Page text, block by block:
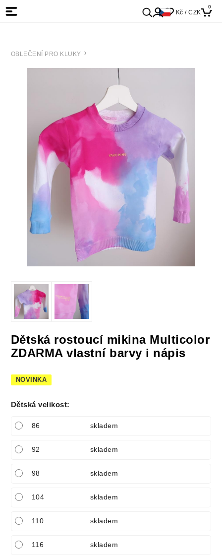
Kč / CZK
0
OBLEČENÍ PRO KLUKY
Dětská rostoucí mikina Multicolor
ZDARMA vlastní barvy i nápis
NOVINKA
Dětská velikost:
86 skladem
92 skladem
98 skladem
104 skladem
110 skladem
116 skladem